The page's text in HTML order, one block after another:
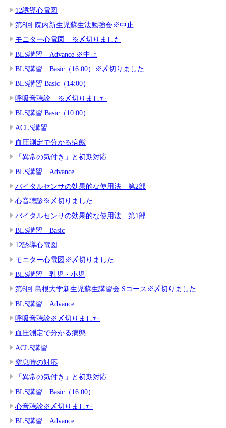
12誘導心電図
第8回 院内新生児蘇生法勉強会※中止
モニター心電図 ※〆切りました
BLS講習 Advance ※中止
BLS講習 Basic（16:00）※〆切りました
BLS講習 Basic（14:00）
呼吸音聴診 ※〆切りました
BLS講習 Basic（10:00）
ACLS講習
血圧測定で分かる病態
「異常の気付き」と初期対応
BLS講習 Advance
バイタルセンサの効果的な使用法 第2部
心音聴診※〆切りました
バイタルセンサの効果的な使用法 第1部
BLS講習 Basic
12誘導心電図
モニター心電図※〆切りました
BLS講習 乳児・小児
第6回 島根大学新生児蘇生講習会 Sコース※〆切りました
BLS講習 Advance
呼吸音聴診※〆切りました
血圧測定で分かる病態
ACLS講習
窒息時の対応
「異常の気付き」と初期対応
BLS講習 Basic（16:00）
心音聴診※〆切りました
BLS講習 Advance